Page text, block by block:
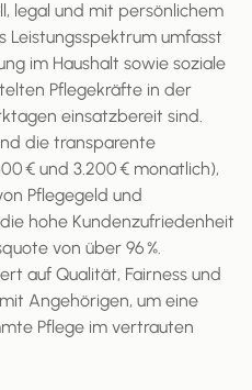
legal und mit persönlichem
Leistungsspektrum umfasst
im Haushalt sowie soziale
Pflegekräfte in der
einsatzbereit sind.
die transparente
€ und 3.200 € monatlich),
Pflegegeld und
hohe Kundenzufriedenheit
von über 96 %.​
auf Qualität, Fairness und
Angehörigen, um eine
Pflege im vertrauten